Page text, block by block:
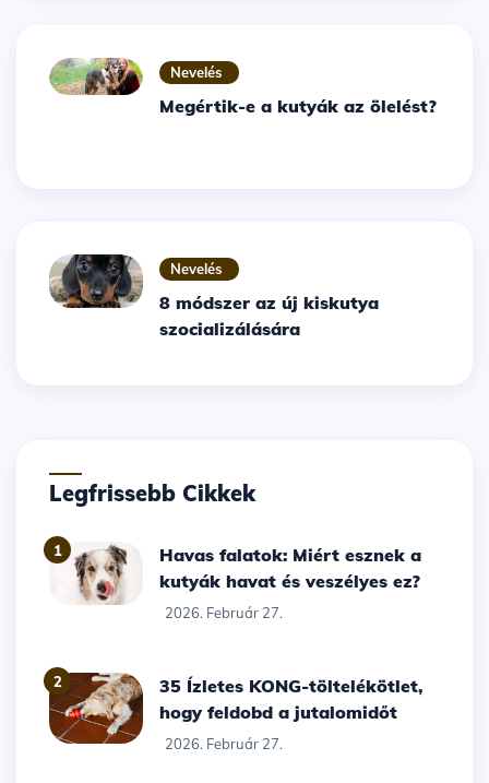
Nevelés
Megértik-e a kutyák az ölelést?
Nevelés
8 módszer az új kiskutya
szocializálására
Legfrissebb Cikkek
1
Havas falatok: Miért esznek a
kutyák havat és veszélyes ez?
2026. Február 27.
2
35 Ízletes KONG-töltelékötlet,
hogy feldobd a jutalomidőt
2026. Február 27.